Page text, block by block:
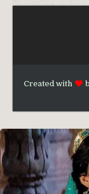
Created with